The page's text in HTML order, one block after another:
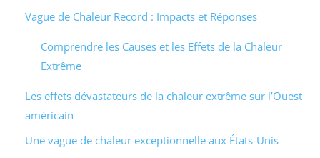
Vague de Chaleur Record : Impacts et Réponses
Comprendre les Causes et les Effets de la Chaleur
Extrême
Les effets dévastateurs de la chaleur extrême sur l’Ouest
américain
Une vague de chaleur exceptionnelle aux États-Unis